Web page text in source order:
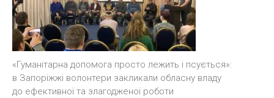
«Гуманітарна допомога просто лежить і псується»:
в Запоріжжі волонтери закликали обласну владу
до ефективної та злагодженої роботи